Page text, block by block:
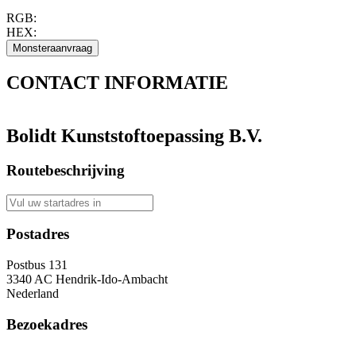
RGB:
HEX:
CONTACT INFORMATIE
Bolidt Kunststoftoepassing B.V.
Routebeschrijving
Postadres
Postbus 131
3340 AC Hendrik-Ido-Ambacht
Nederland
Bezoekadres